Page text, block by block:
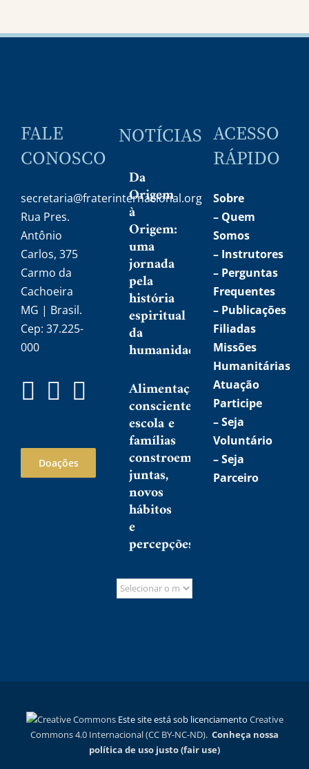
FALE
CONOSCO
secretaria@fraterinternacional.org
Rua Pres.
Antônio
Carlos, 375
Carmo da
Cachoeira
MG | Brasil.
Cep: 37.225-
000
Doações
NOTÍCIAS
Da
Origem
à
Origem:
uma
jornada
pela
história
espiritual
da
humanidade
Alimentação
consciente:
escola e
famílias
constroem,
juntas,
novos
hábitos
e
percepções
ACESSO
RÁPIDO
Sobre
– Quem
Somos
– Instrutores
– Perguntas
Frequentes
– Publicações
Filiadas
Missões
Humanitárias
Atuação
Participe
–Seja
Voluntário
–Seja
Parceiro
Este site está sob licenciamento Creative
Commons 4.0 Internacional (CC BY-NC-ND). Conheça nossa
política de uso justo (fair use)